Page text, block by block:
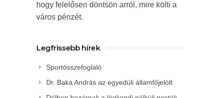
hogy felelősen döntsön arról, mire költi a
város pénzét.
Legfrissebb hírek
Sportösszefoglaló
Dr. Baka András az egyedüli államfőjelölt